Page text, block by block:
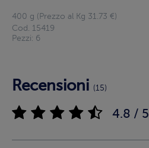
400 g (Prezzo al Kg 31.73 €)
Cod. 15419
Pezzi: 6
Recensioni (15)
4.8 / 5